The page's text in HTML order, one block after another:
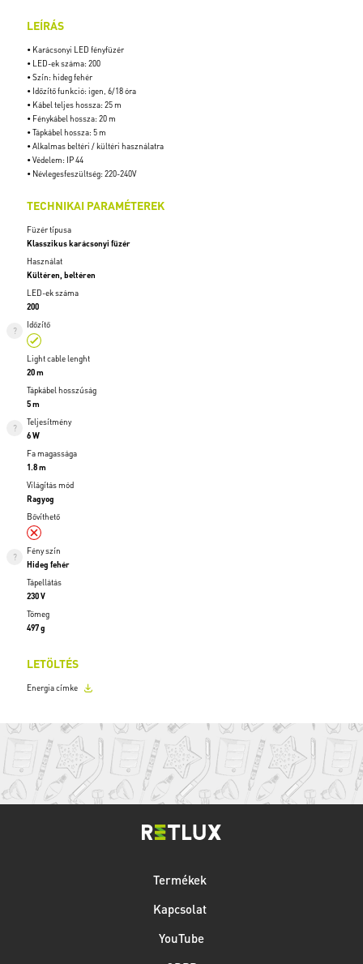
LEÍRÁS
• Karácsonyi LED fényfüzér
• LED-ek száma: 200
• Szín: hideg fehér
• Időzítő funkció: igen, 6/18 óra
• Kábel teljes hossza: 25 m
• Fénykábel hossza: 20 m
• Tápkábel hossza: 5 m
• Alkalmas beltéri / kültéri használatra
• Védelem: IP 44
• Névlegesfeszültség: 220-240V
TECHNIKAI PARAMÉTEREK
Füzér típusa
Klasszikus karácsonyi füzér
Használat
Kültéren, beltéren
LED-ek száma
200
Időzítő
Light cable lenght
20 m
Tápkábel hosszúság
5 m
Teljesítmény
6 W
Fa magassága
1.8 m
Világítás mód
Ragyog
Bővíthető
Fény szín
Hideg fehér
Tápellátás
230 V
Tömeg
497 g
LETÖLTÉS
Energia címke
Termékek
Kapcsolat
YouTube